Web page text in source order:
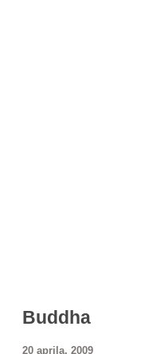
Buddha
20 aprila, 2009